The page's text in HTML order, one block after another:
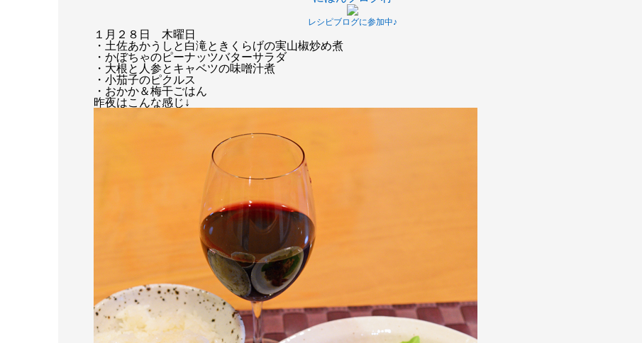
レシピブログに参加中♪
１月２８日 木曜日
・土佐あかうしと白滝ときくらげの実山椒炒め煮
・かぼちゃのピーナッツバターサラダ
・大根と人参とキャベツの味噌汁煮
・小茄子のピクルス
・おかか＆梅干ごはん
昨夜はこんな感じ↓